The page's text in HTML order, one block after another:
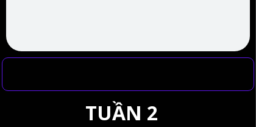
TUẦN 2